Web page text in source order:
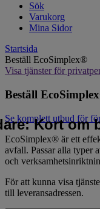
Kort om
Sök
Varukorg
Mina Sidor
Startsida
Beställ EcoSimplex®
Visa tjänster för
Beställ
Se komplett utbud för
EcoSimplex® är ett
avfall. Passar alla typer
och
För att kunna visa
till leveransadressen.